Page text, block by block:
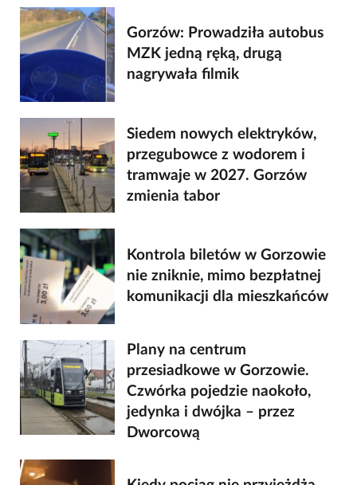
Gorzów: Prowadziła autobus
MZK jedną ręką, drugą
nagrywała filmik
Siedem nowych elektryków,
przegubowce z wodorem i
tramwaje w 2027. Gorzów
zmienia tabor
Kontrola biletów w Gorzowie
nie zniknie, mimo bezpłatnej
komunikacji dla mieszkańców
Plany na centrum
przesiadkowe w Gorzowie.
Czwórka pojedzie naokoło,
jedynka i dwójka – przez
Dworcową